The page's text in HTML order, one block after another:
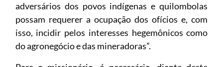
adversários dos povos indígenas e quilombolas
possam requerer a ocupação dos ofícios e, com
isso, incidir pelos interesses hegemônicos como
do agronegócio e das mineradoras”.